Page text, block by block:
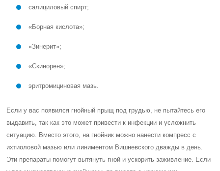
салициловый спирт;
«Борная кислота»;
«Зинерит»;
«Скинорен»;
эритромициновая мазь.
Если у вас появился гнойный прыщ под грудью, не пытайтесь его
выдавить, так как это может привести к инфекции и усложнить
ситуацию. Вместо этого, на гнойник можно нанести компресс с
ихтиоловой мазью или линиментом Вишневского дважды в день.
Эти препараты помогут вытянуть гной и ускорить заживление. Если